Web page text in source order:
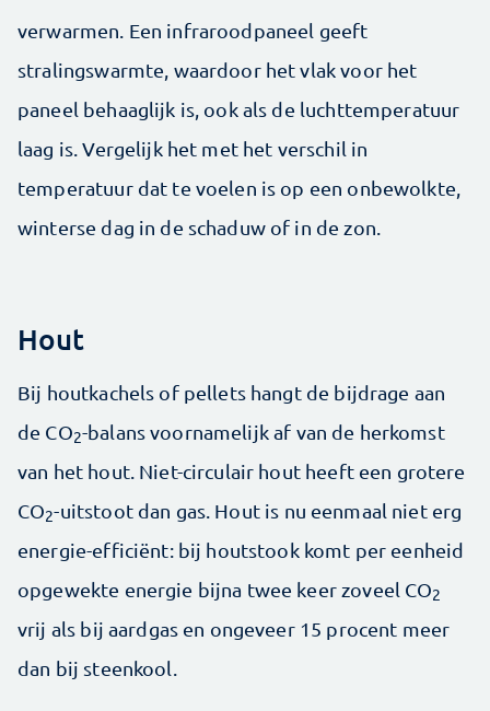
verwarmen. Een infraroodpaneel geeft
stralingswarmte, waardoor het vlak voor het
paneel behaaglijk is, ook als de luchttemperatuur
laag is. Vergelijk het met het verschil in
temperatuur dat te voelen is op een onbewolkte,
winterse dag in de schaduw of in de zon.
Hout
Bij houtkachels of pellets hangt de bijdrage aan
de CO2-balans voornamelijk af van de herkomst
van het hout. Niet-circulair hout heeft een grotere
CO2-uitstoot dan gas. Hout is nu eenmaal niet erg
energie-efficiënt: bij houtstook komt per eenheid
opgewekte energie bijna twee keer zoveel CO2
vrij als bij aardgas en ongeveer 15 procent meer
dan bij steenkool.